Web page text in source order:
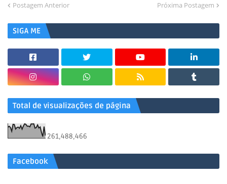
Postagem Anterior Próxima Postagem
SIGA ME
Total de visualizações de página
261,488,466
Facebook